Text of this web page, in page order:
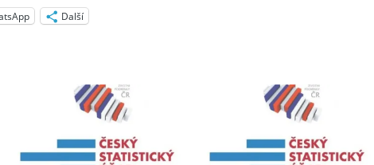
Další